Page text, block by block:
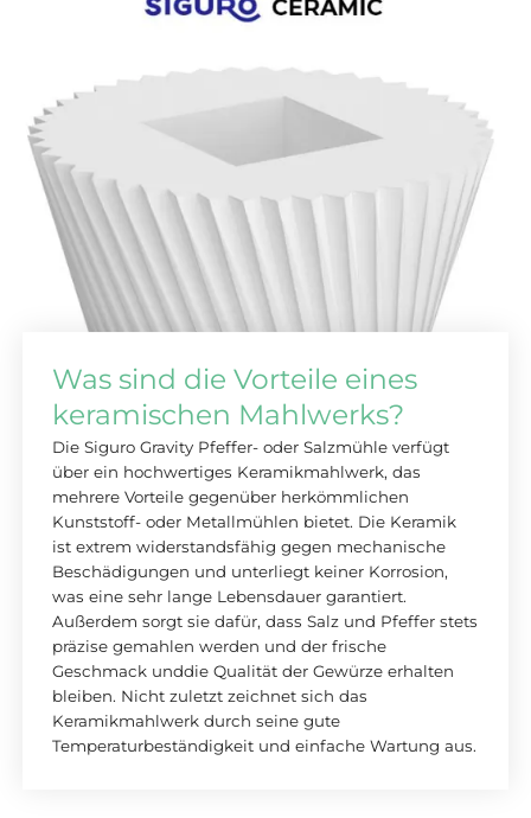
Was sind die Vorteile eines
keramischen Mahlwerks?
Die Siguro Gravity Pfeffer- oder Salzmühle verfügt
über ein hochwertiges Keramikmahlwerk, das
mehrere Vorteile gegenüber herkömmlichen
Kunststoff- oder Metallmühlen bietet. Die Keramik
ist extrem widerstandsfähig gegen mechanische
Beschädigungen und unterliegt keiner Korrosion,
was eine sehr lange Lebensdauer garantiert.
Außerdem sorgt sie dafür, dass Salz und Pfeffer stets
präzise gemahlen werden und der frische
Geschmack unddie Qualität der Gewürze erhalten
bleiben. Nicht zuletzt zeichnet sich das
Keramikmahlwerk durch seine gute
Temperaturbeständigkeit und einfache Wartung aus.